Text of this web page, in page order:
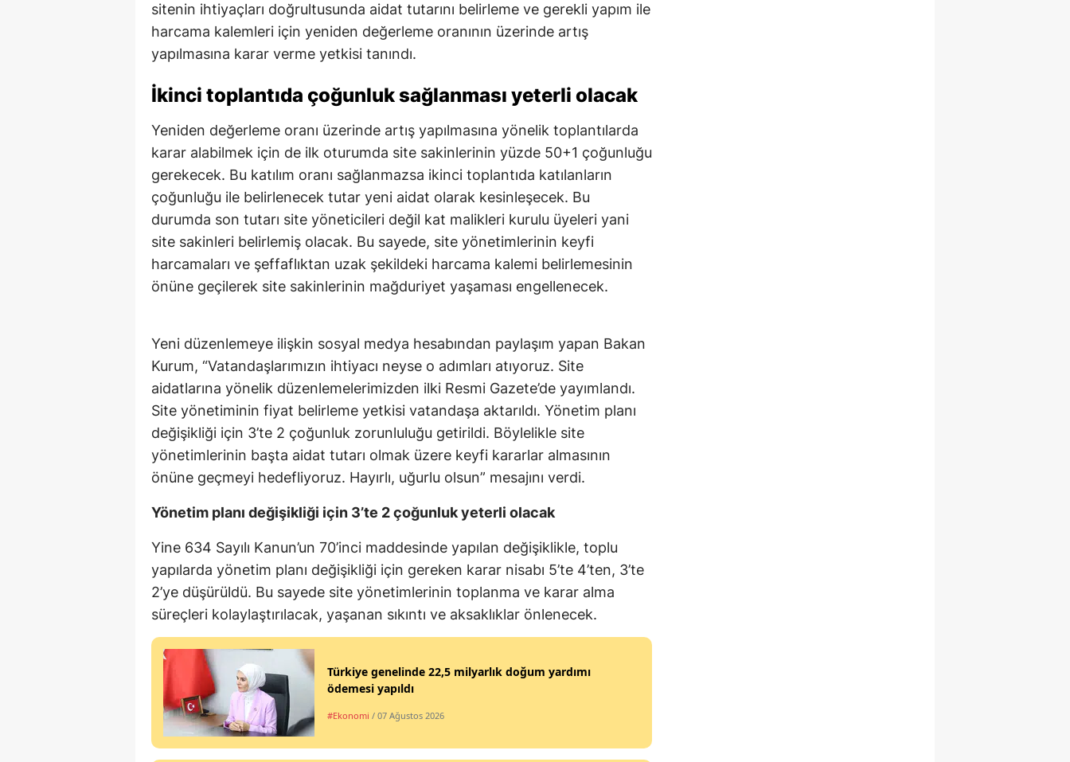
Kırklareli
Kütahya
Malatya
Manisa
Kahramanmaraş
Mardin
Muş
Nevşehir
Niğde
Ordu
Rize
Sakarya
Samsun
Siirt
Sinop
Sivas
Tekirdağ
sitenin ihtiyaçları doğrultusunda aidat tutarını belirleme ve gerekli yapım ile
harcama kalemleri için yeniden değerleme oranının üzerinde artış
yapılmasına karar verme yetkisi tanındı.
İkinci toplantıda çoğunluk sağlanması yeterli olacak
Yeniden değerleme oranı üzerinde artış yapılmasına yönelik toplantılarda
karar alabilmek için de ilk oturumda site sakinlerinin yüzde 50+1 çoğunluğu
gerekecek. Bu katılım oranı sağlanmazsa ikinci toplantıda katılanların
çoğunluğu ile belirlenecek tutar yeni aidat olarak kesinleşecek. Bu
durumda son tutarı site yöneticileri değil kat malikleri kurulu üyeleri yani
site sakinleri belirlemiş olacak. Bu sayede, site yönetimlerinin keyfi
harcamaları ve şeffaflıktan uzak şekildeki harcama kalemi belirlemesinin
önüne geçilerek site sakinlerinin mağduriyet yaşaması engellenecek.
Yeni düzenlemeye ilişkin sosyal medya hesabından paylaşım yapan Bakan
Kurum, “Vatandaşlarımızın ihtiyacı neyse o adımları atıyoruz. Site
aidatlarına yönelik düzenlemelerimizden ilki Resmi Gazete’de yayımlandı.
Site yönetiminin fiyat belirleme yetkisi vatandaşa aktarıldı. Yönetim planı
değişikliği için 3’te 2 çoğunluk zorunluluğu getirildi. Böylelikle site
yönetimlerinin başta aidat tutarı olmak üzere keyfi kararlar almasının
önüne geçmeyi hedefliyoruz. Hayırlı, uğurlu olsun” mesajını verdi.
Yönetim planı değişikliği için 3’te 2 çoğunluk yeterli olacak
Yine 634 Sayılı Kanun’un 70’inci maddesinde yapılan değişiklikle, toplu
yapılarda yönetim planı değişikliği için gereken karar nisabı 5’te 4’ten, 3’te
2’ye düşürüldü. Bu sayede site yönetimlerinin toplanma ve karar alma
süreçleri kolaylaştırılacak, yaşanan sıkıntı ve aksaklıklar önlenecek.
Türkiye genelinde 22,5 milyarlık doğum yardımı
ödemesi yapıldı
#Ekonomi / 07 Ağustos 2026